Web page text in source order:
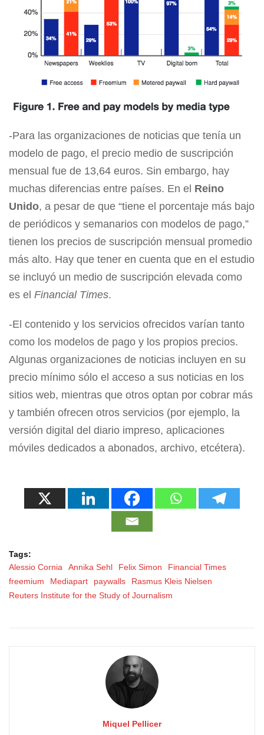
-Para las organizaciones de noticias que tenía un
modelo de pago, el precio medio de suscripción
mensual fue de 13,64 euros. Sin embargo, hay
muchas diferencias entre países. En el Reino
Unido, a pesar de que “tiene el porcentaje más bajo
de periódicos y semanarios con modelos de pago,”
tienen los precios de suscripción mensual promedio
más alto. Hay que tener en cuenta que en el estudio
se incluyó un medio de suscripción elevada como
es el Financial Times.
-El contenido y los servicios ofrecidos varían tanto
como los modelos de pago y los propios precios.
Algunas organizaciones de noticias incluyen en su
precio mínimo sólo el acceso a sus noticias en los
sitios web, mientras que otros optan por cobrar más
y también ofrecen otros servicios (por ejemplo, la
versión digital del diario impreso, aplicaciones
móviles dedicados a abonados, archivo, etcétera).
Tags:
Alessio Cornia
Annika Sehl Felix Simon
Financial Times
freemium
Mediapart paywalls
Rasmus Kleis Nielsen
Reuters Institute for the Study of Journalism
Miquel Pellicer